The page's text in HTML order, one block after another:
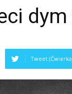
Tweet